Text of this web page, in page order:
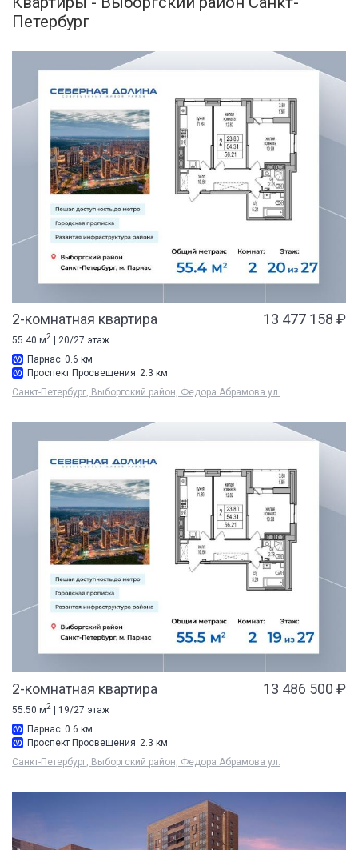
Петербург
2-комнатная квартира 13 477 158 ₽
55.40 м2 | 20/27 этаж
Парнас 0.6 км
Проспект Просвещения 2.3 км
Санкт-Петербург, Выборгский район, Федора Абрамова ул.
2-комнатная квартира 13 486 500 ₽
55.50 м2
| 19/27 этаж
Парнас 0.6 км
Проспект Просвещения 2.3 км
Санкт-Петербург, Выборгский район, Федора Абрамова ул.